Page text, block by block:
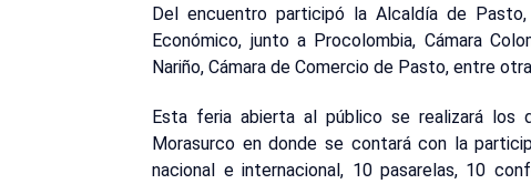
Del encuentro participó la Alcaldía de
Económico, junto a Procolombia, Cámara
Nariño, Cámara de Comercio de Pasto, entre
Esta feria abierta al público se realizará
Morasurco en donde se contará con la
nacional e internacional, 10 pasarelas, 10